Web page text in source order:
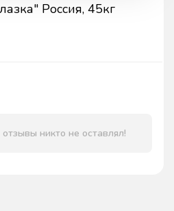
Россия, 45кг
никто не оставлял!